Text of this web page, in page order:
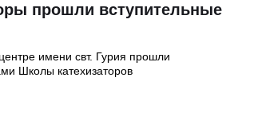
прошли вступительные
имени свт. Гурия прошли
Школы катехизаторов